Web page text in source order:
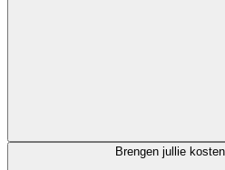
Brengen jullie